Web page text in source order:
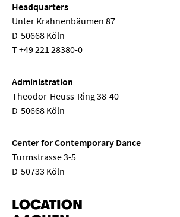
Headquarters
Unter Krahnenbäumen 87
D-50668 Köln
T+49 221 28380-0
Administration
Theodor-Heuss-Ring 38-40
D-50668 Köln
Center for Contemporary Dance
Turmstrasse 3-5
D-50733 Köln
LOCATION